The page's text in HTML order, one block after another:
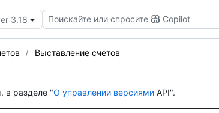
3.18 Поискайте или спросите Copilot
Выставление счетов
в разделе "О управлении версиями API".